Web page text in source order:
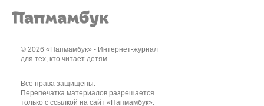
© 2026 «Папмамбук» - Интернет-журнал
для тех, кто читает детям..
Все права защищены.
Перепечатка материалов разрешается
только с ссылкой на сайт «Папмамбук».